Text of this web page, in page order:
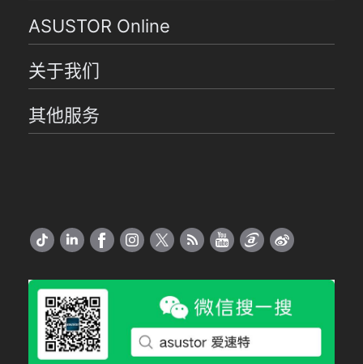
ASUSTOR Online
关于我们
其他服务